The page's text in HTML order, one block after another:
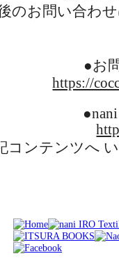
のお問い合わ
●お
https://
コンテンツへ